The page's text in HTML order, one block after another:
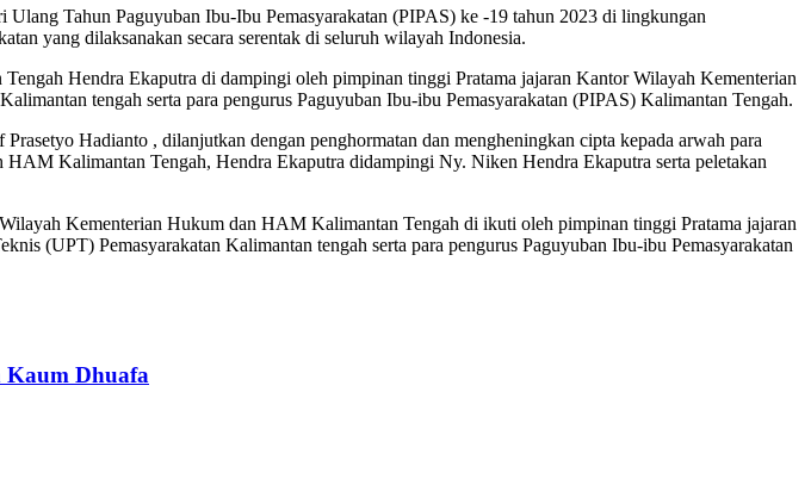
Tahun Paguyuban Ibu-Ibu Pemasyarakatan (PIPAS) ke -19 tahun 2023 di lingkungan
yang dilaksanakan secara serentak di seluruh wilayah Indonesia.
Hendra Ekaputra di dampingi oleh pimpinan tinggi Pratama jajaran Kantor Wilayah Kementerian
tengah serta para pengurus Paguyuban Ibu-ibu Pemasyarakatan (PIPAS) Kalimantan Tengah.
Hadianto , dilanjutkan dengan penghormatan dan mengheningkan cipta kepada arwah para
Kalimantan Tengah, Hendra Ekaputra didampingi Ny. Niken Hendra Ekaputra serta peletakan
Kementerian Hukum dan HAM Kalimantan Tengah di ikuti oleh pimpinan tinggi Pratama jajaran
(UPT) Pemasyarakatan Kalimantan tengah serta para pengurus Paguyuban Ibu-ibu Pemasyarakatan
Kaum Dhuafa